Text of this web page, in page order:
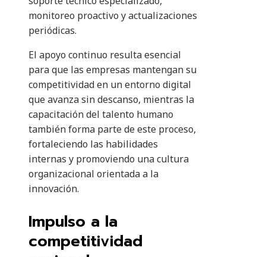
monitoreo proactivo y actualizaciones
periódicas.
El apoyo continuo resulta esencial
para que las empresas mantengan su
competitividad en un entorno digital
que avanza sin descanso, mientras la
capacitación del talento humano
también forma parte de este proceso,
fortaleciendo las habilidades
internas y promoviendo una cultura
organizacional orientada a la
innovación.
Impulso a la
competitividad